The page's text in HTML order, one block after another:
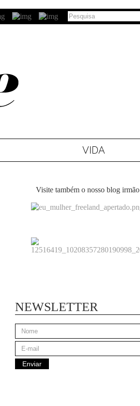
VIDA
Visite também o nosso blog irmão
NEWSLETTER